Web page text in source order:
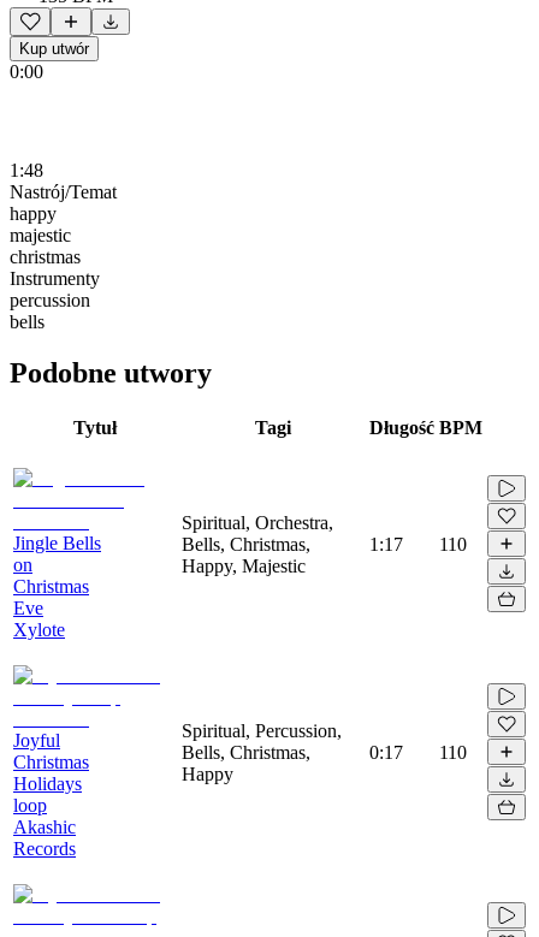
Kup utwór
0:00
1:48
Nastrój/Temat
happy
majestic
christmas
Instrumenty
percussion
bells
Podobne utwory
Tytuł Tagi Długość BPM
Jingle Bells
on
Christmas
Eve
Xylote
Spiritual, Orchestra,
Bells, Christmas,
Happy, Majestic
1:17 110
Joyful
Christmas
Holidays
loop
Akashic
Records
Spiritual, Percussion,
Bells, Christmas,
Happy
0:17 110